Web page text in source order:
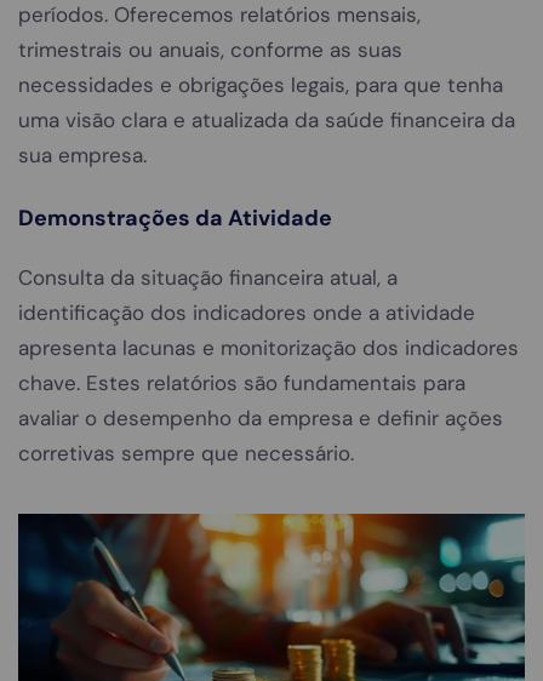
períodos. Oferecemos relatórios mensais,
trimestrais ou anuais, conforme as suas
necessidades e obrigações legais, para que tenha
uma visão clara e atualizada da saúde financeira da
sua empresa.
Demonstrações da Atividade
Consulta da situação financeira atual, a
identificação dos indicadores onde a atividade
apresenta lacunas e monitorização dos indicadores
chave. Estes relatórios são fundamentais para
avaliar o desempenho da empresa e definir ações
corretivas sempre que necessário.